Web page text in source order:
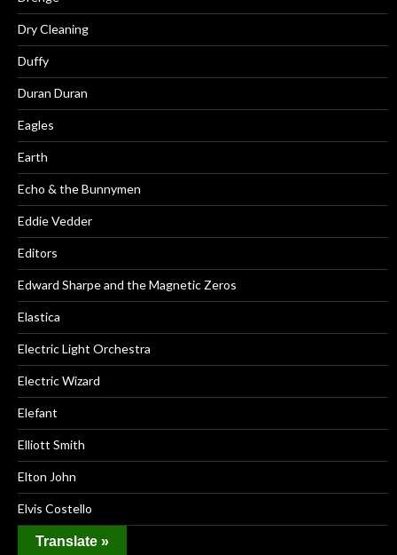
Dry Cleaning
Duffy
Duran Duran
Eagles
Earth
Echo & the Bunnymen
Eddie Vedder
Editors
Edward Sharpe and the Magnetic Zeros
Elastica
Electric Light Orchestra
Electric Wizard
Elefant
Elliott Smith
Elton John
Elvis Costello
Elvis Presley
Translate »